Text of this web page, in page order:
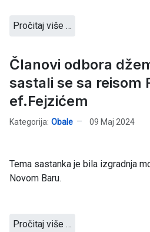
Pročitaj više …
Članovi odbora
sastali se sa reisom
ef.Fejzićem
Kategorija: Obale 09 Maj 2024
Tema sastanka je bila izgradnja
Novom Baru.
Pročitaj više …